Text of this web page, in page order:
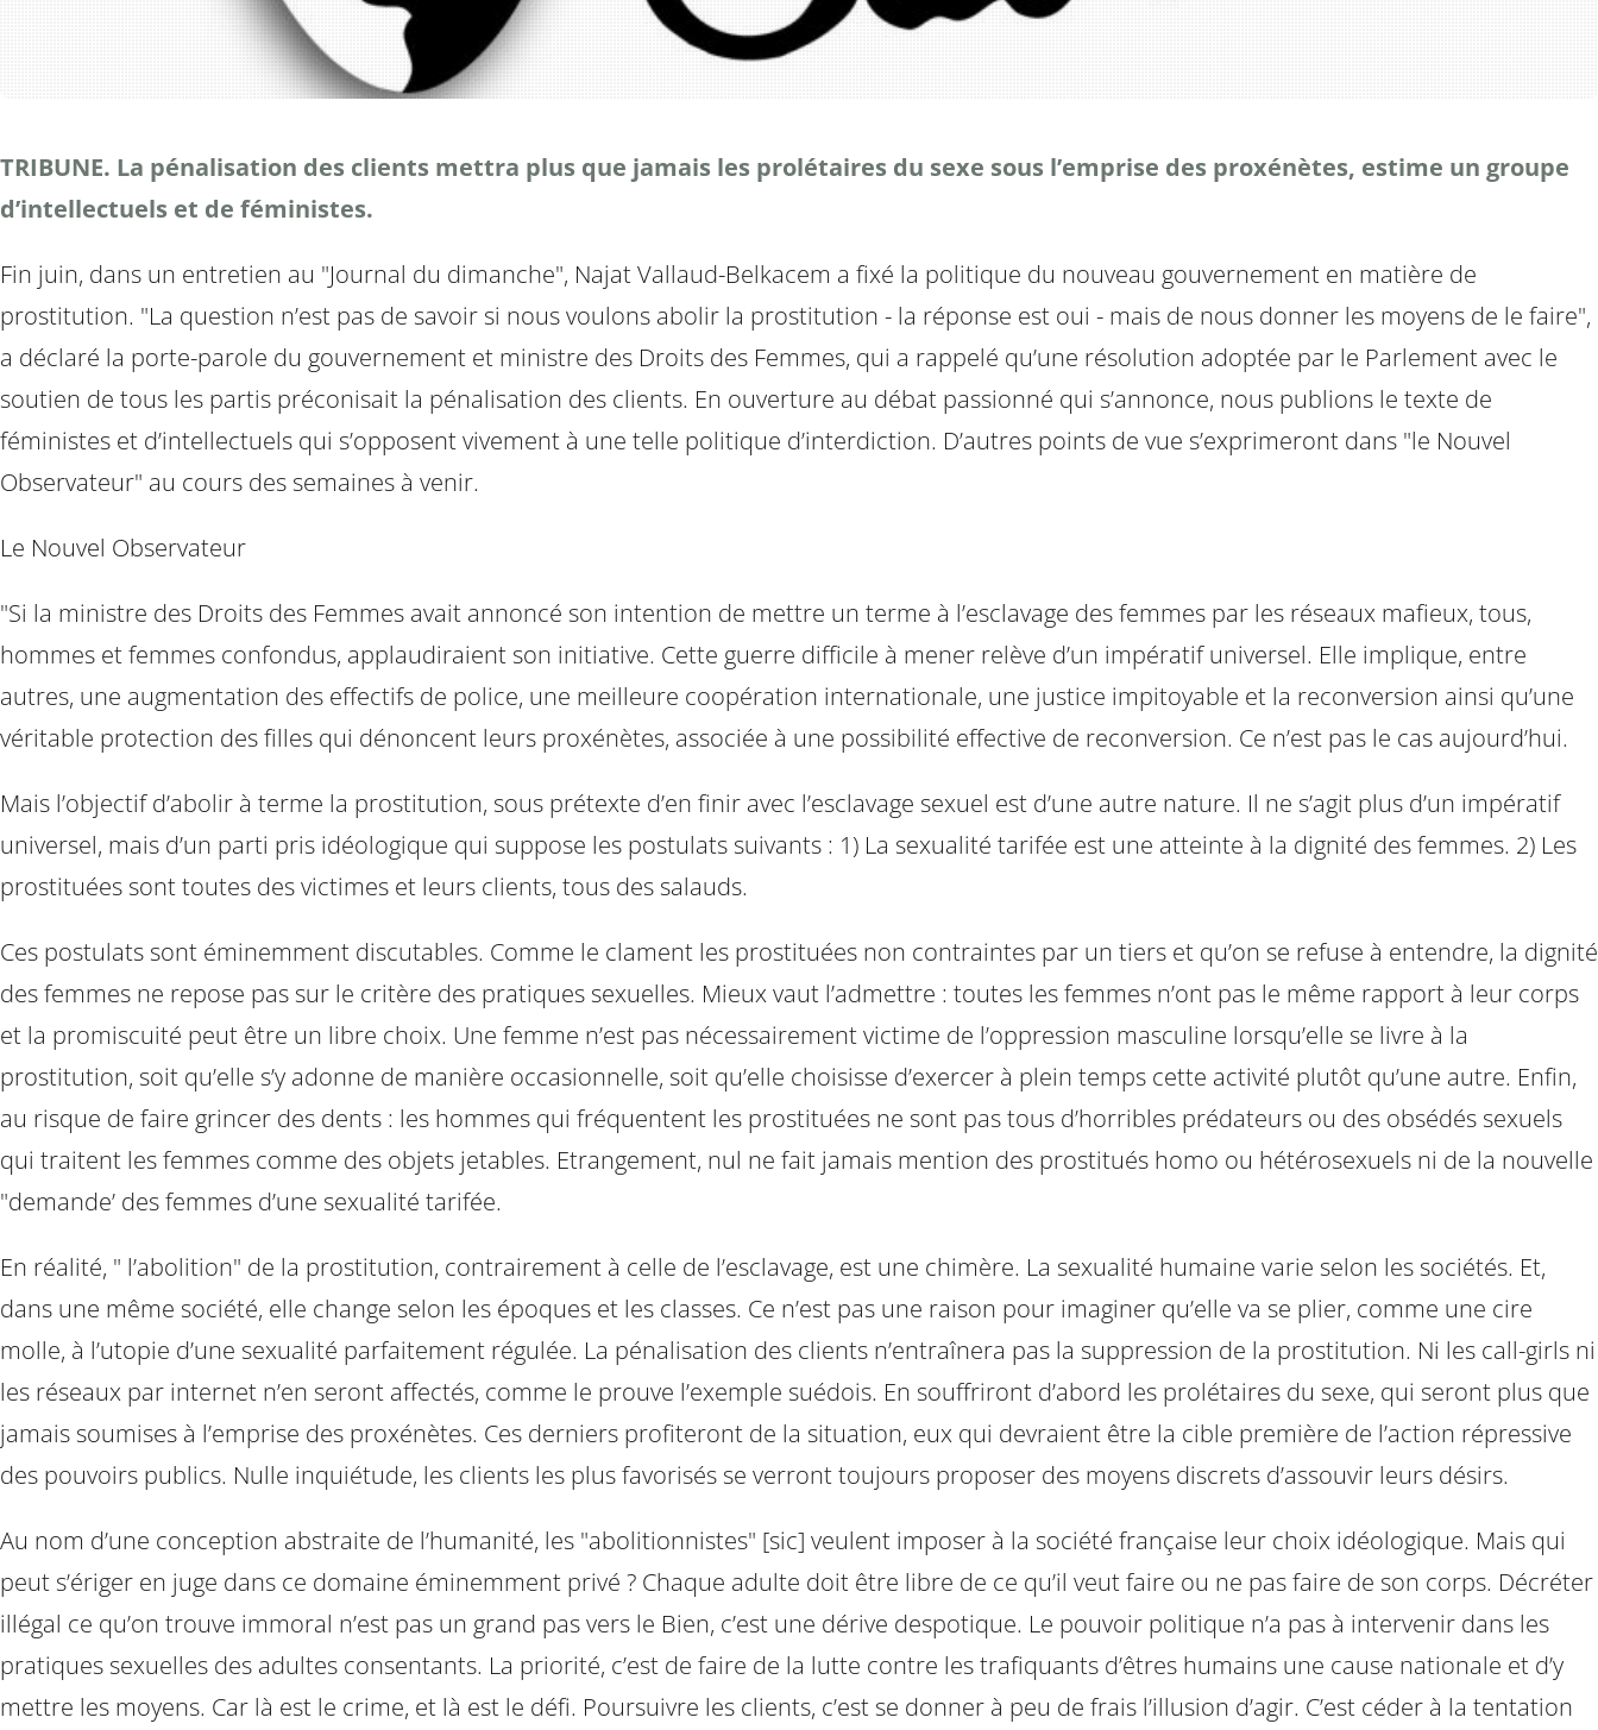
TRIBUNE. La pénalisation des clients mettra plus que jamais les prolétaires du sexe sous l’emprise des proxénètes, estime un groupe
d’intellectuels et de féministes.
Fin juin, dans un entretien au "Journal du dimanche", Najat Vallaud-Belkacem a fixé la politique du nouveau gouvernement en matière de
prostitution. "La question n’est pas de savoir si nous voulons abolir la prostitution - la réponse est oui - mais de nous donner les moyens de le faire",
a déclaré la porte-parole du gouvernement et ministre des Droits des Femmes, qui a rappelé qu’une résolution adoptée par le Parlement avec le
soutien de tous les partis préconisait la pénalisation des clients. En ouverture au débat passionné qui s’annonce, nous publions le texte de
féministes et d’intellectuels qui s’opposent vivement à une telle politique d’interdiction. D’autres points de vue s’exprimeront dans "le Nouvel
Observateur" au cours des semaines à venir.
Le Nouvel Observateur
"Si la ministre des Droits des Femmes avait annoncé son intention de mettre un terme à l’esclavage des femmes par les réseaux mafieux, tous,
hommes et femmes confondus, applaudiraient son initiative. Cette guerre difficile à mener relève d’un impératif universel. Elle implique, entre
autres, une augmentation des effectifs de police, une meilleure coopération internationale, une justice impitoyable et la reconversion ainsi qu’une
véritable protection des filles qui dénoncent leurs proxénètes, associée à une possibilité effective de reconversion. Ce n’est pas le cas aujourd’hui.
Mais l’objectif d’abolir à terme la prostitution, sous prétexte d’en finir avec l’esclavage sexuel est d’une autre nature. Il ne s’agit plus d’un impératif
universel, mais d’un parti pris idéologique qui suppose les postulats suivants : 1) La sexualité tarifée est une atteinte à la dignité des femmes. 2) Les
prostituées sont toutes des victimes et leurs clients, tous des salauds.
Ces postulats sont éminemment discutables. Comme le clament les prostituées non contraintes par un tiers et qu’on se refuse à entendre, la dignité
des femmes ne repose pas sur le critère des pratiques sexuelles. Mieux vaut l’admettre : toutes les femmes n’ont pas le même rapport à leur corps
et la promiscuité peut être un libre choix. Une femme n’est pas nécessairement victime de l’oppression masculine lorsqu’elle se livre à la
prostitution, soit qu’elle s’y adonne de manière occasionnelle, soit qu’elle choisisse d’exercer à plein temps cette activité plutôt qu’une autre. Enfin,
au risque de faire grincer des dents : les hommes qui fréquentent les prostituées ne sont pas tous d’horribles prédateurs ou des obsédés sexuels
qui traitent les femmes comme des objets jetables. Etrangement, nul ne fait jamais mention des prostitués homo ou hétérosexuels ni de la nouvelle
"demande’ des femmes d’une sexualité tarifée.
En réalité, " l’abolition" de la prostitution, contrairement à celle de l’esclavage, est une chimère. La sexualité humaine varie selon les sociétés. Et,
dans une même société, elle change selon les époques et les classes. Ce n’est pas une raison pour imaginer qu’elle va se plier, comme une cire
molle, à l’utopie d’une sexualité parfaitement régulée. La pénalisation des clients n’entraînera pas la suppression de la prostitution. Ni les call-girls ni
les réseaux par internet n’en seront affectés, comme le prouve l’exemple suédois. En souffriront d’abord les prolétaires du sexe, qui seront plus que
jamais soumises à l’emprise des proxénètes. Ces derniers profiteront de la situation, eux qui devraient être la cible première de l’action répressive
des pouvoirs publics. Nulle inquiétude, les clients les plus favorisés se verront toujours proposer des moyens discrets d’assouvir leurs désirs.
Au nom d’une conception abstraite de l’humanité, les "abolitionnistes" [sic] veulent imposer à la société française leur choix idéologique. Mais qui
peut s’ériger en juge dans ce domaine éminemment privé ? Chaque adulte doit être libre de ce qu’il veut faire ou ne pas faire de son corps. Décréter
illégal ce qu’on trouve immoral n’est pas un grand pas vers le Bien, c’est une dérive despotique. Le pouvoir politique n’a pas à intervenir dans les
pratiques sexuelles des adultes consentants. La priorité, c’est de faire de la lutte contre les trafiquants d’êtres humains une cause nationale et d’y
mettre les moyens. Car là est le crime, et là est le défi. Poursuivre les clients, c’est se donner à peu de frais l’illusion d’agir. C’est céder à la tentation